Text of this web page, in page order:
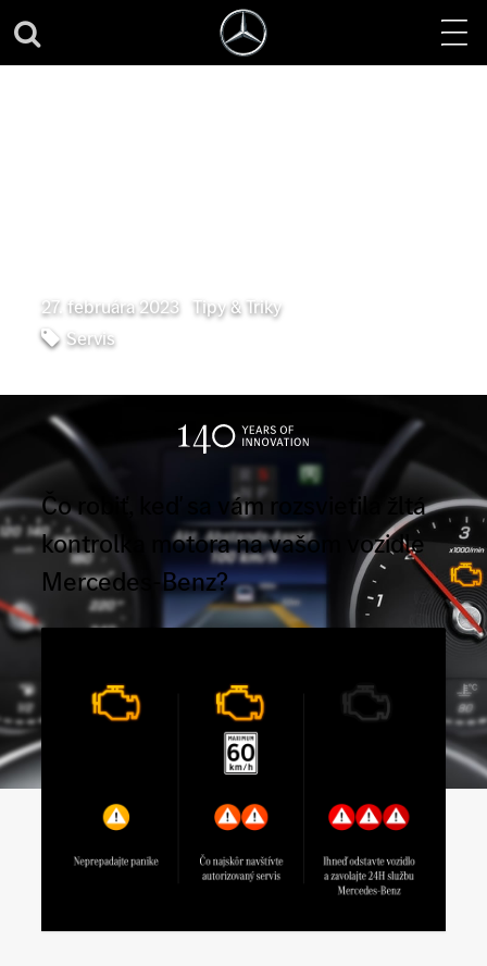
27. februára 2023 Tipy & Triky
Servis
Čo robiť, keď sa vám rozsvietila žltá
kontrolka motora na vašom vozidle
Mercedes-Benz?